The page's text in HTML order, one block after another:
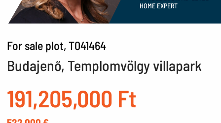
HOME EXPERT
For sale plot, T041464
Budajenő, Templomvölgy villapark
191,205,000 Ft